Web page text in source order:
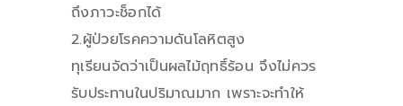
ถึงภาวะช็อกได้
2.ผู้ป่วยโรคความดันโลหิตสูง
ทุเรียนจัดว่าเป็นผลไม้ฤทธิ์ร้อน จึงไม่ควร
รับประทานในปริมาณมาก เพราะจะทำให้